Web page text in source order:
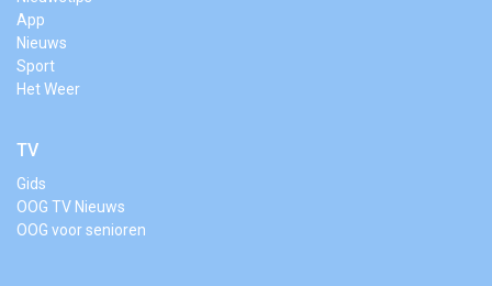
App
Nieuws
Sport
Het Weer
TV
Gids
OOG TV Nieuws
OOG voor senioren